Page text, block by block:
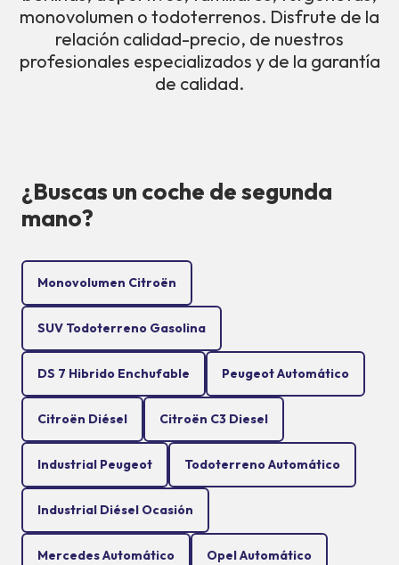
monovolumen o todoterrenos. Disfrute de la
relación calidad-precio, de nuestros
profesionales especializados y de la garantía
de calidad.
¿Buscas un coche de segunda
mano?
Monovolumen Citroën
SUV Todoterreno Gasolina
DS 7 Hibrido Enchufable Peugeot Automático
Citroën Diésel Citroën C3 Diesel
Industrial Peugeot Todoterreno Automático
Industrial Diésel Ocasión
Mercedes Automático Opel Automático